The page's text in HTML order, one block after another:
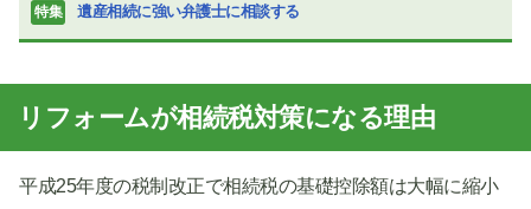
特集 遺産相続に強い弁護士に相談する
リフォームが相続税対策になる理由
平成25年度の税制改正で相続税の基礎控除額は大幅に縮小